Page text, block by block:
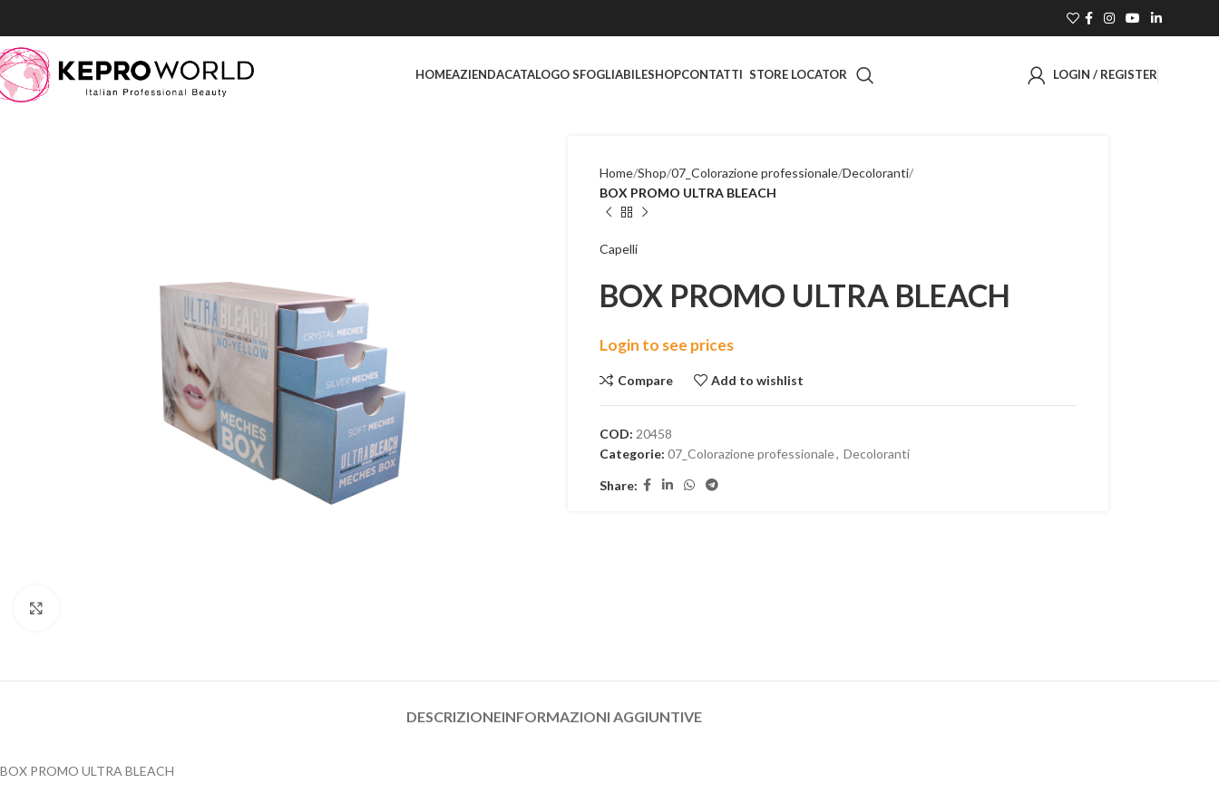
HOMEAZIENDACATALOGO SFOGLIABILESHOPCONTATTI STORE LOCATOR LOGIN / REGISTER
Home Shop 07_Colorazione professionale Decoloranti
BOX PROMO ULTRA BLEACH
Capelli
BOX PROMO ULTRA BLEACH
Login to see prices
Compare Add to wishlist
COD: 20458
Categorie: 07_Colorazione professionale, Decoloranti
Share:
DESCRIZIONEINFORMAZIONI AGGIUNTIVE
BOX PROMO ULTRA BLEACH